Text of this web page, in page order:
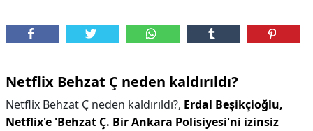
Netflix Behzat Ç neden kaldırıldı?
Netflix Behzat Ç neden kaldırıldı?, Erdal Beşikçioğlu,
Netflix'e 'Behzat Ç. Bir Ankara Polisiyesi'ni izinsiz